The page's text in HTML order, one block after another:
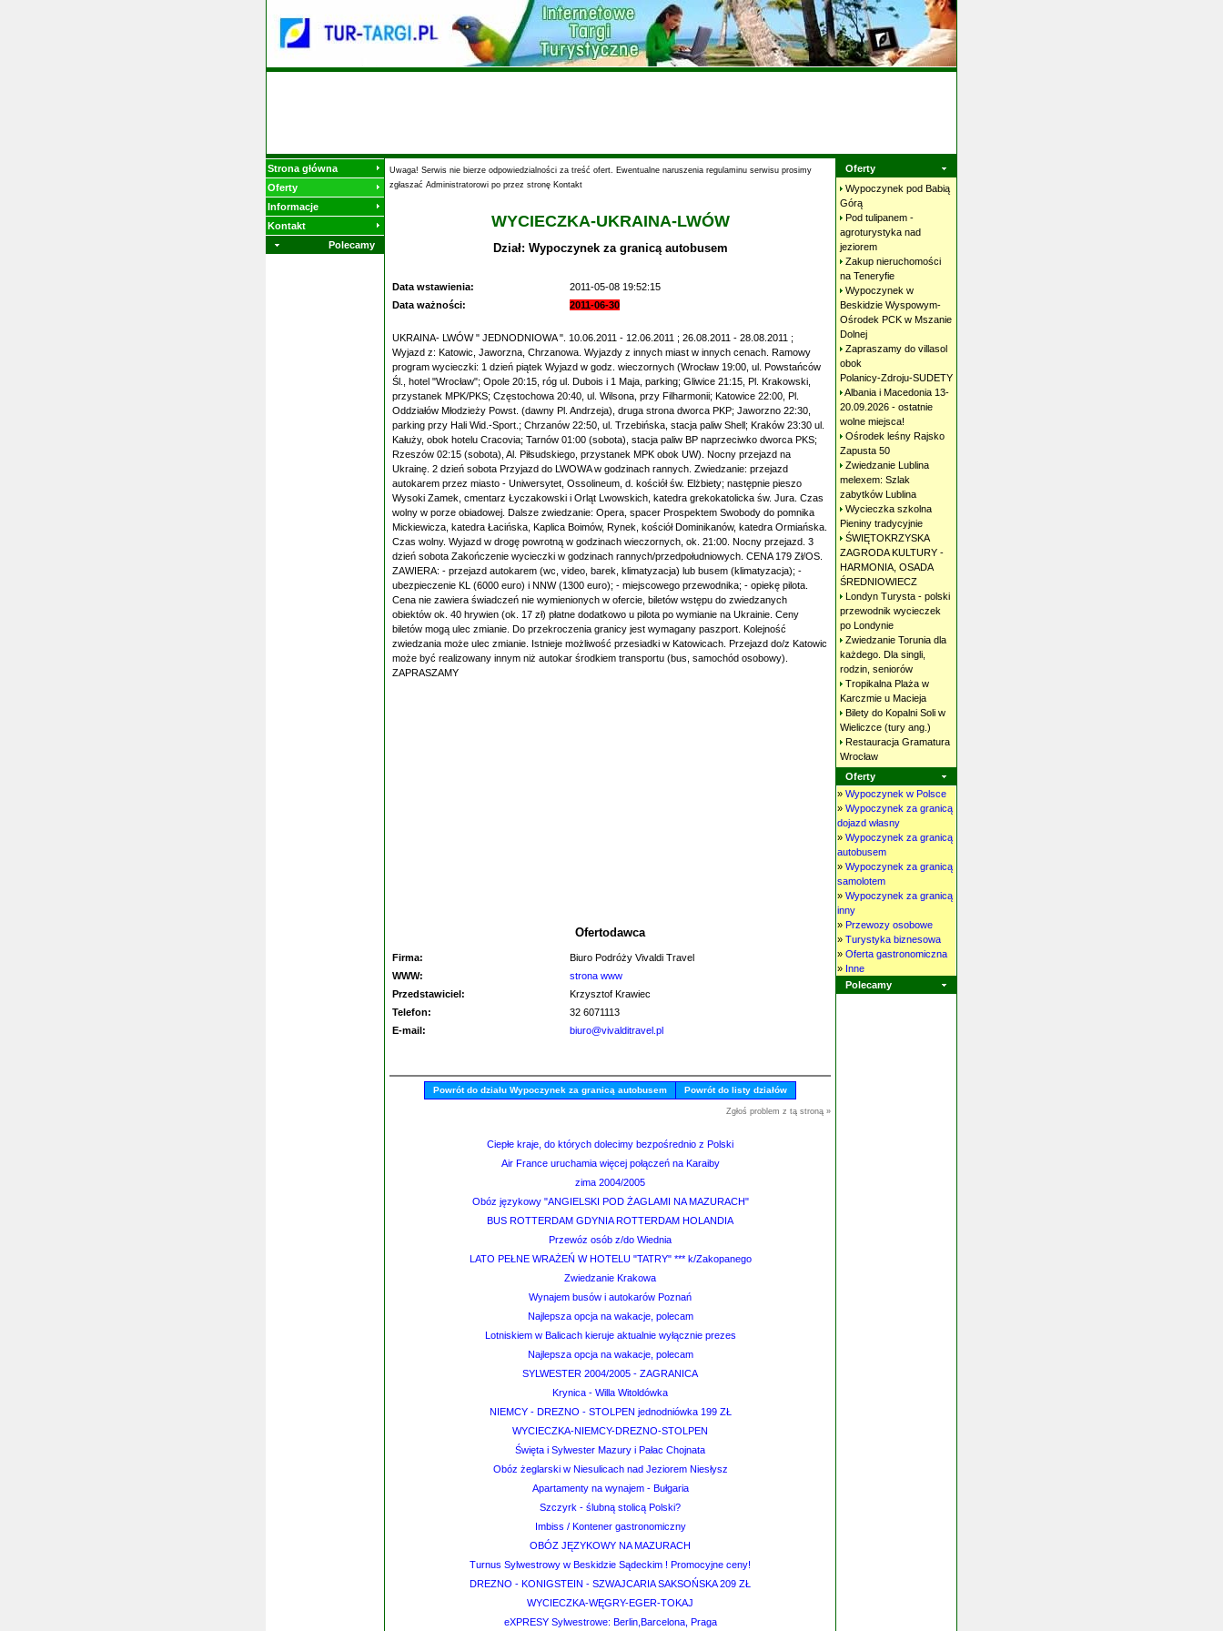
Strona główna
Oferty
Informacje
Kontakt
Polecamy
Uwaga! Serwis nie bierze odpowiedzialności za treść ofert. Ewentualne naruszenia regulaminu serwisu prosimy
zgłaszać Administratorowi po przez stronę Kontakt
WYCIECZKA-UKRAINA-LWÓW
Dział: Wypoczynek za granicą autobusem
Data wstawienia:
2011-05-08 19:52:15
Data ważności:
2011-06-30
UKRAINA- LWÓW " JEDNODNIOWA ". 10.06.2011 - 12.06.2011 ; 26.08.2011 - 28.08.2011 ;
Wyjazd z: Katowic, Jaworzna, Chrzanowa. Wyjazdy z innych miast w innych cenach. Ramowy
program wycieczki: 1 dzień piątek Wyjazd w godz. wieczornych (Wrocław 19:00, ul. Powstańców
Śl., hotel "Wrocław"; Opole 20:15, róg ul. Dubois i 1 Maja, parking; Gliwice 21:15, Pl. Krakowski,
przystanek MPK/PKS; Częstochowa 20:40, ul. Wilsona, przy Filharmonii; Katowice 22:00, Pl.
Oddziałów Młodzieży Powst. (dawny Pl. Andrzeja), druga strona dworca PKP; Jaworzno 22:30,
parking przy Hali Wid.-Sport.; Chrzanów 22:50, ul. Trzebińska, stacja paliw Shell; Kraków 23:30 ul.
Kałuży, obok hotelu Cracovia; Tarnów 01:00 (sobota), stacja paliw BP naprzeciwko dworca PKS;
Rzeszów 02:15 (sobota), Al. Piłsudskiego, przystanek MPK obok UW). Nocny przejazd na
Ukrainę. 2 dzień sobota Przyjazd do LWOWA w godzinach rannych. Zwiedzanie: przejazd
autokarem przez miasto - Uniwersytet, Ossolineum, d. kościół św. Elżbiety; następnie pieszo
Wysoki Zamek, cmentarz Łyczakowski i Orląt Lwowskich, katedra grekokatolicka św. Jura. Czas
wolny w porze obiadowej. Dalsze zwiedzanie: Opera, spacer Prospektem Swobody do pomnika
Mickiewicza, katedra Łacińska, Kaplica Boimów, Rynek, kościół Dominikanów, katedra Ormiańska.
Czas wolny. Wyjazd w drogę powrotną w godzinach wieczornych, ok. 21:00. Nocny przejazd. 3
dzień sobota Zakończenie wycieczki w godzinach rannych/przedpołudniowych. CENA 179 Zł/OS.
ZAWIERA: - przejazd autokarem (wc, video, barek, klimatyzacja) lub busem (klimatyzacja); -
ubezpieczenie KL (6000 euro) i NNW (1300 euro); - miejscowego przewodnika; - opiekę pilota.
Cena nie zawiera świadczeń nie wymienionych w ofercie, biletów wstępu do zwiedzanych
obiektów ok. 40 hrywien (ok. 17 zł) płatne dodatkowo u pilota po wymianie na Ukrainie. Ceny
biletów mogą ulec zmianie. Do przekroczenia granicy jest wymagany paszport. Kolejność
zwiedzania może ulec zmianie. Istnieje możliwość przesiadki w Katowicach. Przejazd do/z Katowic
może być realizowany innym niż autokar środkiem transportu (bus, samochód osobowy).
ZAPRASZAMY
Ofertodawca
Firma:
Biuro Podróży Vivaldi Travel
WWW:
strona www
Przedstawiciel:
Krzysztof Krawiec
Telefon:
32 6071113
E-mail:
biuro@vivalditravel.pl
Powrót do działu Wypoczynek za granicą autobusem Powrót do listy działów
Zgłoś problem z tą stroną »
Ciepłe kraje, do których dolecimy bezpośrednio z Polski
Air France uruchamia więcej połączeń na Karaiby
zima 2004/2005
Obóz językowy "ANGIELSKI POD ŻAGLAMI NA MAZURACH"
BUS ROTTERDAM GDYNIA ROTTERDAM HOLANDIA
Przewóz osób z/do Wiednia
LATO PEŁNE WRAŻEŃ W HOTELU "TATRY" *** k/Zakopanego
Zwiedzanie Krakowa
Wynajem busów i autokarów Poznań
Najlepsza opcja na wakacje, polecam
Lotniskiem w Balicach kieruje aktualnie wyłącznie prezes
Najlepsza opcja na wakacje, polecam
SYLWESTER 2004/2005 - ZAGRANICA
Krynica - Willa Witoldówka
NIEMCY - DREZNO - STOLPEN jednodniówka 199 ZŁ
WYCIECZKA-NIEMCY-DREZNO-STOLPEN
Święta i Sylwester Mazury i Pałac Chojnata
Obóz żeglarski w Niesulicach nad Jeziorem Niesłysz
Apartamenty na wynajem - Bułgaria
Szczyrk - ślubną stolicą Polski?
Imbiss / Kontener gastronomiczny
OBÓZ JĘZYKOWY NA MAZURACH
Turnus Sylwestrowy w Beskidzie Sądeckim ! Promocyjne ceny!
DREZNO - KONIGSTEIN - SZWAJCARIA SAKSOŃSKA 209 ZŁ
WYCIECZKA-WĘGRY-EGER-TOKAJ
eXPRESY Sylwestrowe: Berlin,Barcelona, Praga
Oferty
Wypoczynek pod Babią
Górą
Pod tulipanem -
agroturystyka nad
jeziorem
Zakup nieruchomości
na Teneryfie
Wypoczynek w
Beskidzie Wyspowym-
Ośrodek PCK w Mszanie
Dolnej
Zapraszamy do villasol
obok
Polanicy-Zdroju-SUDETY
Albania i Macedonia 13-
20.09.2026 - ostatnie
wolne miejsca!
Ośrodek leśny Rajsko
Zapusta 50
Zwiedzanie Lublina
melexem: Szlak
zabytków Lublina
Wycieczka szkolna
Pieniny tradycyjnie
ŚWIĘTOKRZYSKA
ZAGRODA KULTURY -
HARMONIA, OSADA
ŚREDNIOWIECZ
Londyn Turysta - polski
przewodnik wycieczek
po Londynie
Zwiedzanie Torunia dla
każdego. Dla singli,
rodzin, seniorów
Tropikalna Plaża w
Karczmie u Macieja
Bilety do Kopalni Soli w
Wieliczce (tury ang.)
Restauracja Gramatura
Wrocław
Oferty
» Wypoczynek w Polsce
» Wypoczynek za granicą
dojazd własny
» Wypoczynek za granicą
autobusem
» Wypoczynek za granicą
samolotem
» Wypoczynek za granicą
inny
» Przewozy osobowe
» Turystyka biznesowa
» Oferta gastronomiczna
» Inne
Polecamy